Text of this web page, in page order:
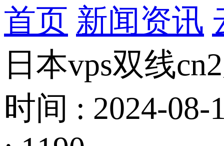
首页 新闻资讯
日本vps双线
时间 : 2024-08-